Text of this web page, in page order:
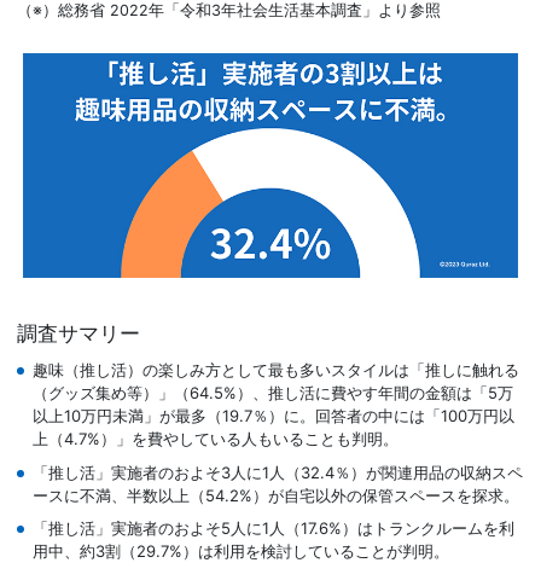
（※）総務省 2022年「令和3年社会生活基本調査」より参照
調査サマリー
趣味（推し活）の楽しみ方として最も多いスタイルは「推しに触れる
（グッズ集め等）」（64.5%）、推し活に費やす年間の金額は「5万
以上10万円未満」が最多（19.7％）に。回答者の中には「100万円以
上（4.7%）」を費やしている人もいることも判明。
「推し活」実施者のおよそ3人に1人（32.4％）が関連用品の収納スペ
ースに不満、半数以上（54.2%）が自宅以外の保管スペースを探求。
「推し活」実施者のおよそ5人に1人（17.6%）はトランクルームを利
用中、約3割（29.7%）は利用を検討していることが判明。